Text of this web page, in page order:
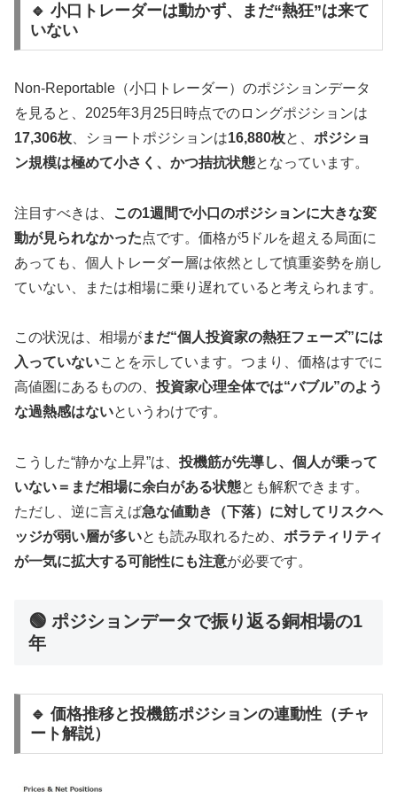
🔹 小口トレーダーは動かず、まだ“熱狂”は来て
いない
Non-Reportable（小口トレーダー）のポジションデータ
を見ると、2025年3月25日時点でのロングポジションは
17,306枚 、ショートポジションは16,880枚と、 ポジショ
ン規模は極めて小さく、かつ拮抗状態となっています。
注目すべきは、
この1週間で小口のポジションに大きな変
動が見られなかった点です。価格が5ドルを超える局面に
あっても、個人トレーダー層は依然として慎重姿勢を崩し
ていない、または相場に乗り遅れていると考えられます。
この状況は、相場がまだ“個人投資家の熱狂フェーズ”には
入っていないことを示しています。つまり、価格はすでに
高値圏にあるものの、 投資家心理全体では“バブル”のよう
な過熱感はないというわけです。
こうした“静かな上昇”は、 投機筋が先導し、個人が乗って
いない＝まだ相場に余白がある状態とも解釈できます。
ただし、逆に言えば急な値動き（下落）に対してリスクヘ
ッジが弱い層が多いとも読み取れるため、 ボラティリティ
が一気に拡大する可能性にも注意が必要です。
🟢 ポジションデータで振り返る銅相場の1
年
🔹 価格推移と投機筋ポジションの連動性（チャ
ート解説）